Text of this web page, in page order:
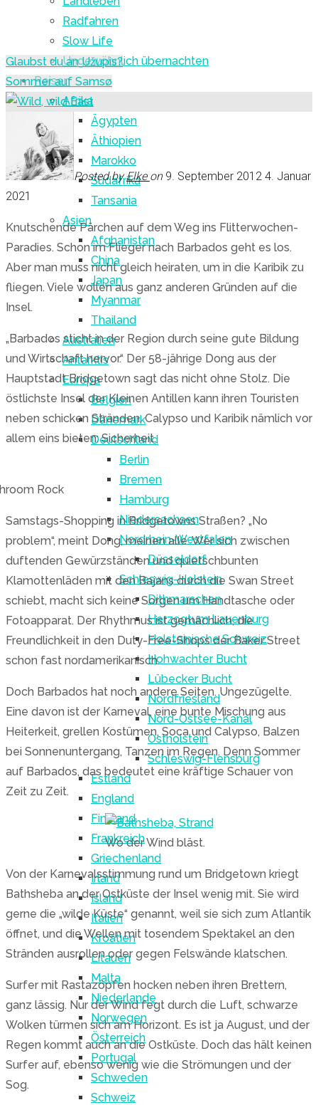
Radfahren
Slow Life
Ungewöhnlich übernachten
Reisen
Afrika
Ägypten
Äthiopien
Marokko
Südafrika
Tansania
Asien
Afghanistan
China
Japan
Myanmar
Thailand
Australien
Antarktis
Europa
Belgien
Dänemark
Deutschland
Berlin
Bremen
Hamburg
Niedersachsen
Nordrhein-Westfalen
Düsseldorf
Schleswig-Holstein
Dithmarschen
Herzogtum Lauenburg
Holsteinische Schweiz
Hohwachter Bucht
Lübecker Bucht
Nordfriesland
Nord-Ostsee-Kanal
Ostholstein
Schleswig-Flensburg
Estland
England
Finnland
Frankreich
Griechenland
Irland
Island
Italien
Kroatien
Litauen
Malta
Niederlande
Norwegen
Österreich
Portugal
Schweden
Schweiz
Glaubst du an Užupis?
Sommer auf Samsø
Posted byElke on 9. September 2012 4. Januar
2021
Knutschende Pärchen auf dem Weg ins Flitterwochen-
Paradies. Schon im Flieger nach Barbados geht es los.
Aber man muss nicht gleich heiraten, um in die Karibik zu
fliegen. Viele wollen aus ganz anderen Gründen auf die
Insel.
„Barbados sticht in der Region durch seine gute Bildung
und Wirtschaft hervor.“ Der 58-jährige Dong aus der
Hauptstadt Bridgetown sagt das nicht ohne Stolz. Die
östlichste Insel der Kleinen Antillen kann ihren Touristen
neben schicken Stränden, Calypso und Karibik nämlich vor
allem eins bieten: Sicherheit.
Rock
Samstags-Shopping in Bridgetowns Straßen? „No
problem“, meint Dong, meinen alle. Wer sich zwischen
duftenden Gewürzständen und quietschbunten
Klamottenläden mit den Bajans durch die Swan Street
schiebt, macht sich keine Sorgen um Handtasche oder
Fotoapparat. Der Rhythmus ist gemächlich, die
Freundlichkeit in den Duty-Free-Shops der Baker Street
schon fast nordamerikanisch.
Doch Barbados hat noch andere Seiten. Ungezügelte.
Eine davon ist der Karneval, eine bunte Mischung aus
Heiterkeit, grellen Kostümen, Soca und Calypso, Balzen
bei Sonnenuntergang, Tanzen im Regen. Denn Sommer
auf Barbados, das bedeutet eine kräftige Schauer von
Zeit zu Zeit.
Wo der Wind bläst.
Von der Karnevalsstimmung rund um Bridgetown kriegt
Bathsheba an der Ostküste der Insel wenig mit. Sie wird
gerne die „wilde Küste“ genannt, weil sie sich zum Atlantik
öffnet, und die Wellen mit tosendem Spektakel an den
Stränden ausrollen oder gegen Felswände klatschen.
Surfer mit Rastazöpfen hocken neben ihren Brettern,
ganz lässig. Nur der Wind fegt durch die Luft, schwarze
Wolken türmen sich am Horizont. Es ist ja August, und der
Regen kommt auch an die Ostküste. Doch das hält keinen
Surfer auf, ebenso wenig wie die Strömungen und der
Sog.